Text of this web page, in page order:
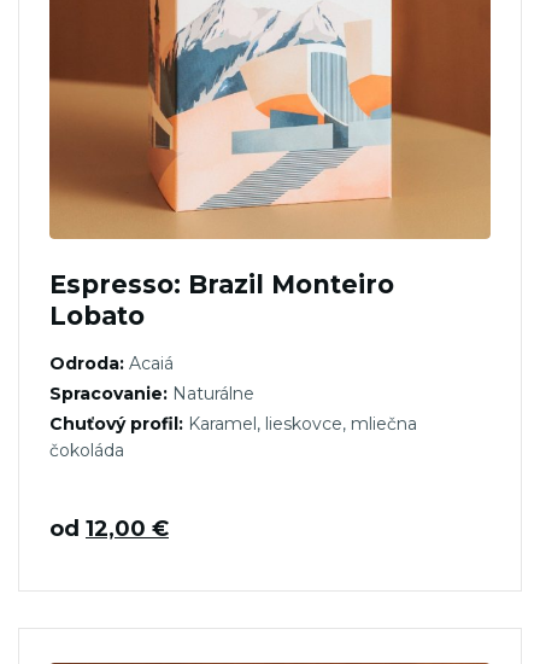
Espresso: Brazil Monteiro
Lobato
Odroda: Acaiá
Spracovanie: Naturálne
Chuťový profil: Karamel, lieskovce, mliečna
čokoláda
od 12,00 €